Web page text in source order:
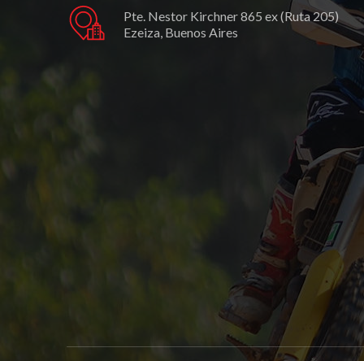
Pte. Nestor Kirchner 865 ex (Ruta 205)
Ezeiza, Buenos Aires